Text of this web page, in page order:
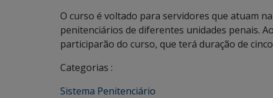
O curso é voltado para servidores que atuam
penitenciários de diferentes unidades penais.
participarão do curso, que terá duração de
Categorias :
Sistema Penitenciário